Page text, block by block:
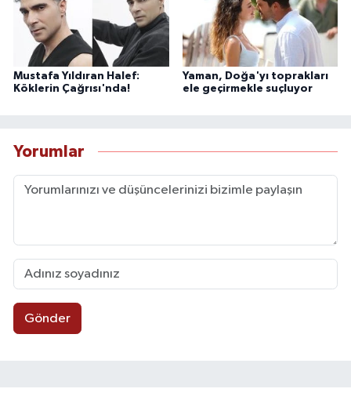
Mustafa Yıldıran Halef:
Köklerin Çağrısı'nda!
Yaman, Doğa'yı toprakları
ele geçirmekle suçluyor
Yorumlar
Gönder